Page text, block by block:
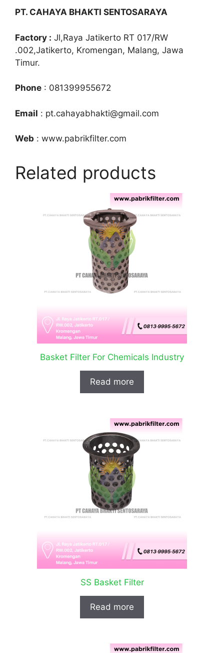
PT. CAHAYA BHAKTI SENTOSARAYA
Factory : Jl,Raya Jatikerto RT 017/RW
.002,Jatikerto, Kromengan, Malang, Jawa
Timur.
Phone : 081399955672
Email : pt.cahayabhakti@gmail.com
Web : www.pabrikfilter.com
Related products
Basket Filter For Chemicals Industry
Read more
SS Basket Filter
Read more